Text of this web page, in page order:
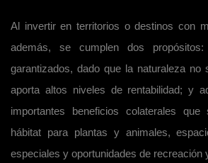
Al invertir en territorios o destinos con
además, se cumplen dos
garantizados, dado que la naturaleza no
aporta altos niveles de rentabilidad; y
importantes beneficios colaterales
hábitat para plantas y animales,
especiales y oportunidades de recreación